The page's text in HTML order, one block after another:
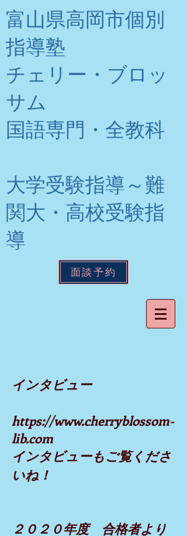
富山県高岡市個別
指導塾
チェリー・ブロッ
サム
​国語専門・全教科
大学受験指導～難
関大・高校受験指
導
面談予約
インタビュー
https://www.cherryblossom-
lib.com
​インタビューもご覧くださ
いね！
​２０２０年度 合格者より